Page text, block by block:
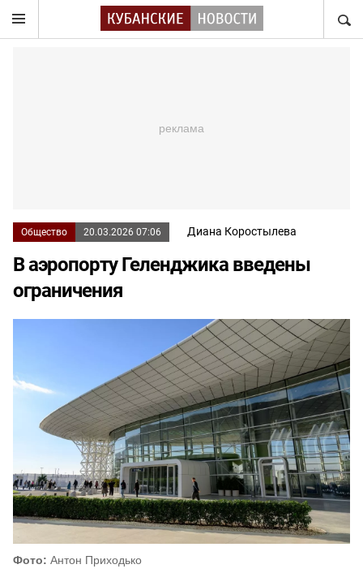
Общество 20.03.2026 07:06 Диана Коростылева
В аэропорту Геленджика введены
ограничения
Фото: Антон Приходько